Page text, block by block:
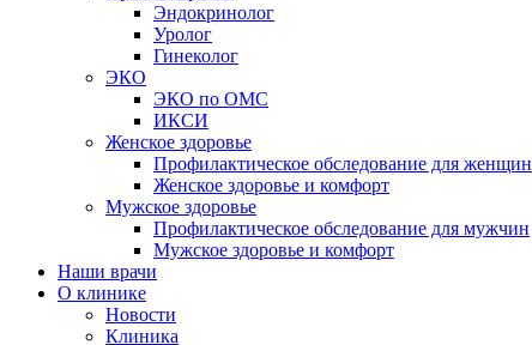
Эндокринолог
Уролог
Гинеколог
ЭКО
ЭКО по ОМС
ИКСИ
Женское здоровье
Профилактическое обследование для женщин
Женское здоровье и комфорт
Мужское здоровье
Профилактическое обследование для мужчин
Мужское здоровье и комфорт
Наши врачи
О клинике
Новости
Клиника